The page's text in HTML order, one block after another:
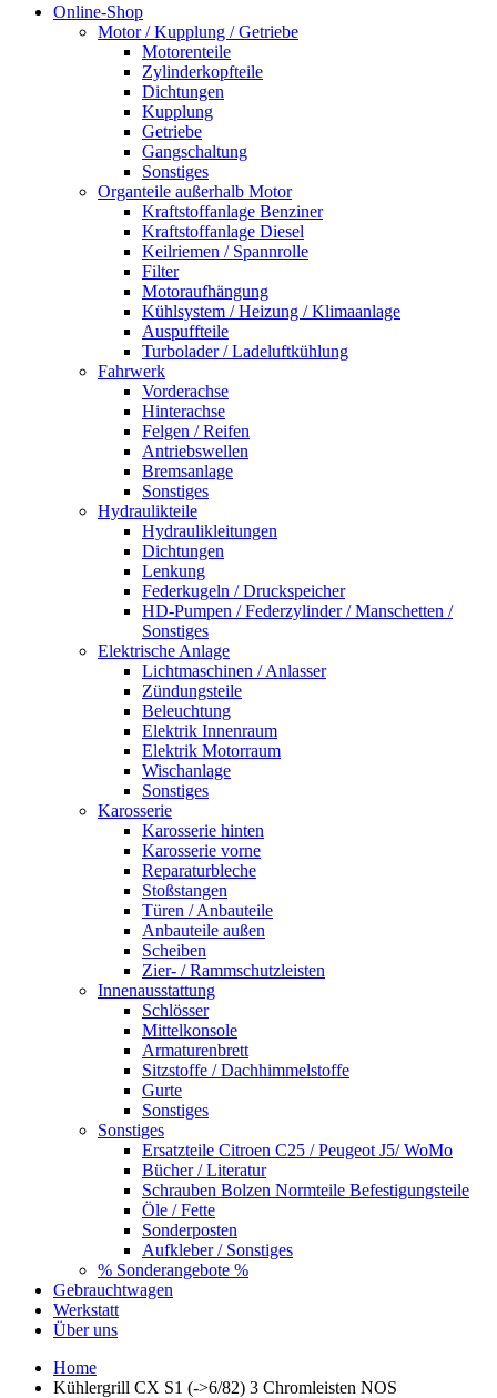
Online-Shop
Motor / Kupplung / Getriebe
Motorenteile
Zylinderkopfteile
Dichtungen
Kupplung
Getriebe
Gangschaltung
Sonstiges
Organteile außerhalb Motor
Kraftstoffanlage Benziner
Kraftstoffanlage Diesel
Keilriemen / Spannrolle
Filter
Motoraufhängung
Kühlsystem / Heizung / Klimaanlage
Auspuffteile
Turbolader / Ladeluftkühlung
Fahrwerk
Vorderachse
Hinterachse
Felgen / Reifen
Antriebswellen
Bremsanlage
Sonstiges
Hydraulikteile
Hydraulikleitungen
Dichtungen
Lenkung
Federkugeln / Druckspeicher
HD-Pumpen / Federzylinder / Manschetten /
Sonstiges
Elektrische Anlage
Lichtmaschinen / Anlasser
Zündungsteile
Beleuchtung
Elektrik Innenraum
Elektrik Motorraum
Wischanlage
Sonstiges
Karosserie
Karosserie hinten
Karosserie vorne
Reparaturbleche
Stoßstangen
Türen / Anbauteile
Anbauteile außen
Scheiben
Zier- / Rammschutzleisten
Innenausstattung
Schlösser
Mittelkonsole
Armaturenbrett
Sitzstoffe / Dachhimmelstoffe
Gurte
Sonstiges
Sonstiges
Ersatzteile Citroen C25 / Peugeot J5/ WoMo
Bücher / Literatur
Schrauben Bolzen Normteile Befestigungsteile
Öle / Fette
Sonderposten
Aufkleber / Sonstiges
% Sonderangebote %
Gebrauchtwagen
Werkstatt
Über uns
Home
Kühlergrill CX S1 (->6/82) 3 Chromleisten NOS